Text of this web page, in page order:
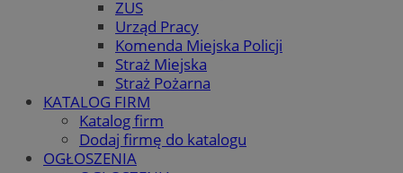
ZUS
Urząd Pracy
Komenda Miejska Policji
Straż Miejska
Straż Pożarna
KATALOG FIRM
Katalog firm
Dodaj firmę do katalogu
OGŁOSZENIA